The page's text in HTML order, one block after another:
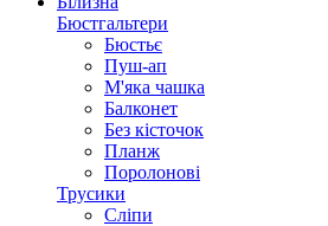
Бюстгальтери
Бюстьє
Пуш-ап
М'яка чашка
Балконет
Без кісточок
Планж
Поролонові
Трусики
Сліпи